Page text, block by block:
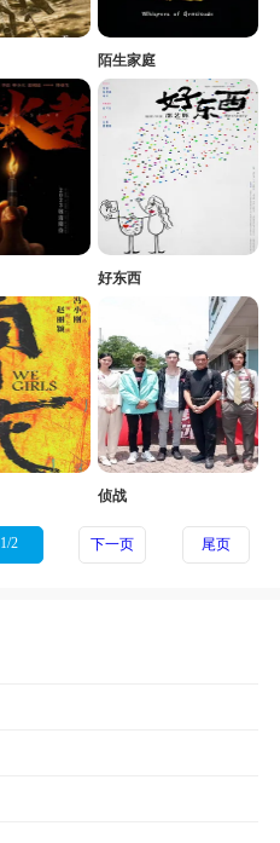
陌生家庭
好东西
侦战
1/2 下一页 尾页